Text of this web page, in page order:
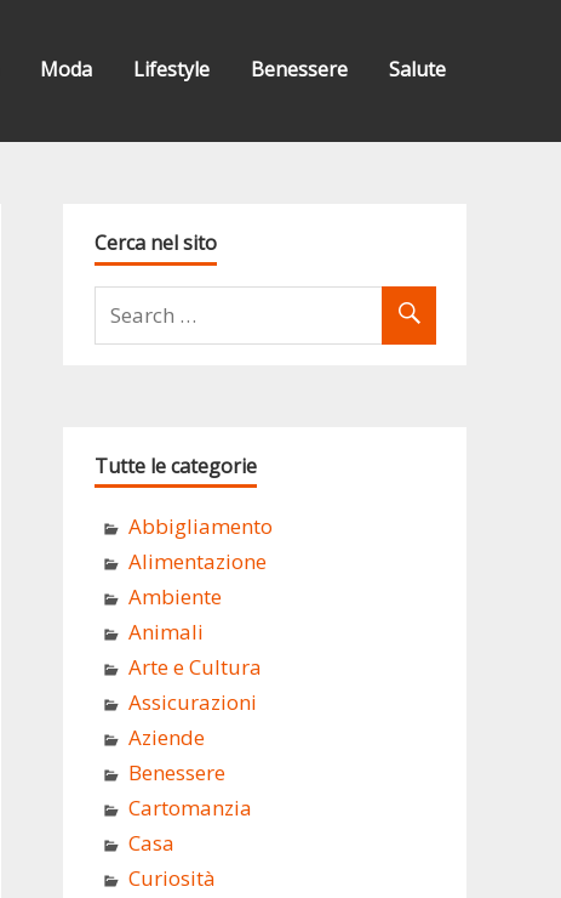
Moda Lifestyle Benessere Salute
Cerca nel sito
Tutte le categorie
Abbigliamento
Alimentazione
Ambiente
Animali
Arte e Cultura
Assicurazioni
Aziende
Benessere
Cartomanzia
Casa
Curiosità